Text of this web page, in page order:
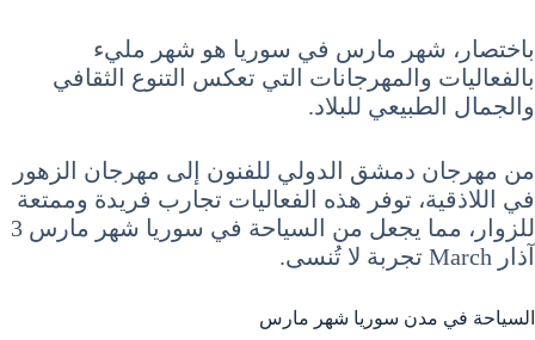
باختصار، شهر مارس في سوريا هو شهر مليء
بالفعاليات والمهرجانات التي تعكس التنوع الثقافي
والجمال الطبيعي للبلاد.
من مهرجان دمشق الدولي للفنون إلى مهرجان الزهور
في اللاذقية، توفر هذه الفعاليات تجارب فريدة وممتعة
للزوار، مما يجعل من السياحة في سوريا شهر مارس 3
آذار March تجربة لا تُنسى.
السياحة في مدن سوريا شهر مارس